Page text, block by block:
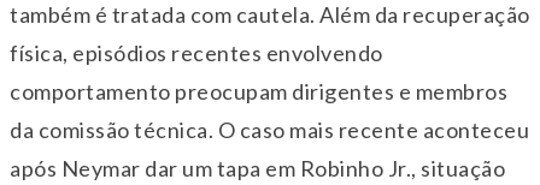
também é tratada com cautela. Além da recuperação
física, episódios recentes envolvendo
comportamento preocupam dirigentes e membros
da comissão técnica. O caso mais recente aconteceu
após Neymar dar um tapa em Robinho Jr., situação